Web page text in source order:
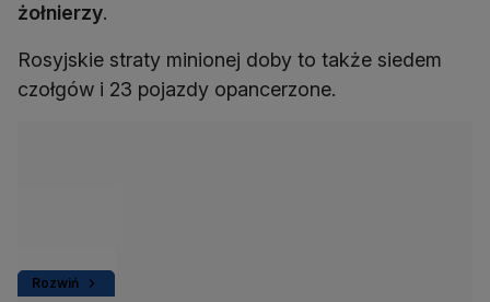
żołnierzy.
Rosyjskie straty minionej doby to także siedem
czołgów i 23 pojazdy opancerzone.
Rozwiń